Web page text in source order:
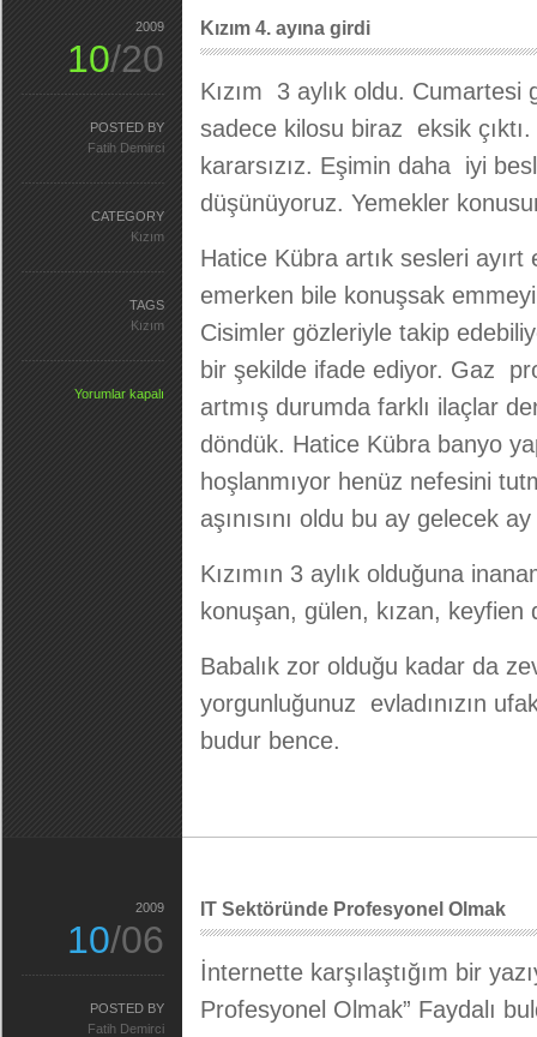
Kızım 4. ayına girdi
Kızım 3 aylık oldu.
sadece kilosu biraz eksik
kararsızız. Eşimin daha iyi
düşünüyoruz. Yemekler
Hatice Kübra artık sesleri
emerken bile konuşsak
Cisimler gözleriyle takip
bir şekilde ifade ediyor. Gaz
artmış durumda farklı ilaçlar
döndük. Hatice Kübra banyo
hoşlanmıyor henüz nefesini
aşınısını oldu bu ay gelecek
Kızımın 3 aylık olduğuna
konuşan, gülen, kızan, keyfien
Babalık zor olduğu kadar da
yorgunluğunuz evladınızın
budur bence.
2009
10/20
POSTED BY
Fatih Demirci
CATEGORY
Kızım
TAGS
Kızım
Yorumlar kapalı
IT Sektöründe Profesyonel Olmak
İnternette karşılaştığım bir
Profesyonel Olmak” Faydalı
2009
10/06
POSTED BY
Fatih Demirci